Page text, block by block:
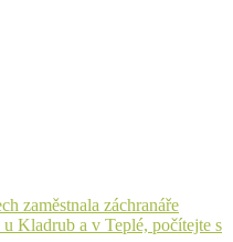
zaměstnala záchranáře
Kladrub a v Teplé, počítejte s